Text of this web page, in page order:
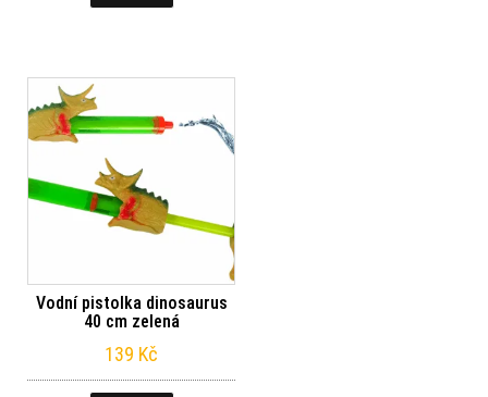
Vodní pistolka dinosaurus
40 cm zelená
139 Kč